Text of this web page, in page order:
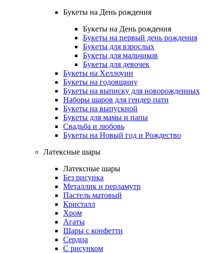
Букеты на День рождения
Букеты на День рождения
Букеты на первый день рождения
Букеты для взрослых
Букеты для мальчиков
Букеты для девочек
Букеты на Хеллоуин
Букеты на годовщину
Букеты на выписку для новорожденных
Наборы шаров для гендер пати
Букеты на выпускной
Букеты для мамы и папы
Свадьба и любовь
Букеты на Новый год и Рождество
Латексные шары
Латексные шары
Без рисунка
Металлик и перламутр
Пастель матовый
Кристалл
Хром
Агаты
Шары с конфетти
Сердца
С рисунком